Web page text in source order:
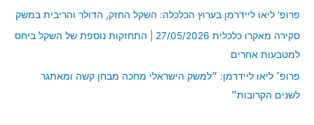
:
פרופ' ליאו ליידרמן בערוץ הכלכלה: השקל החזק, הדולר והריבית במשק
סקירה מאקרו כלכלית 27/05/2026 | התחזקות נוספת של השקל ביחס
למטבעות אחרים
פרופ׳ ליאו ליידרמן: ״למשק הישראלי מחכה מבחן קשה ומאתגר
לשנים הקרובות״